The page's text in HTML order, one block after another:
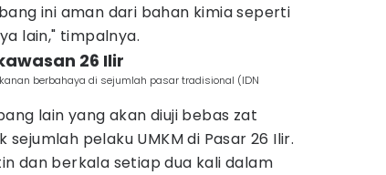
ini aman dari bahan kimia seperti
lain," timpalnya.
26 Ilir
berbahaya di sejumlah pasar tradisional (IDN
lain yang akan diuji bebas zat
pelaku UMKM di Pasar 26 Ilir.
dan berkala setiap dua kali dalam